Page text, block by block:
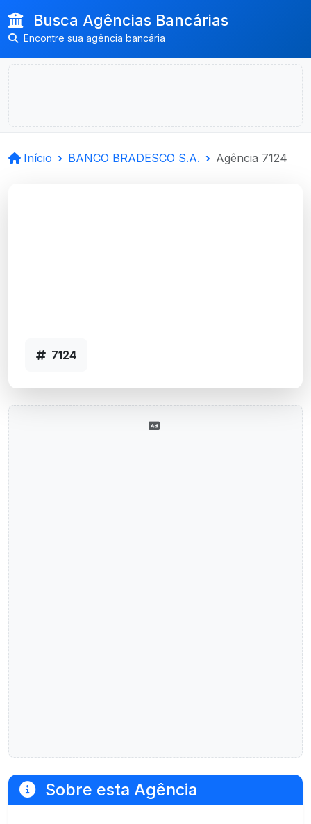
Busca Agências Bancárias
Encontre sua agência bancária
Início BANCO BRADESCO S.A. Agência 7124
7124
Sobre esta Agência